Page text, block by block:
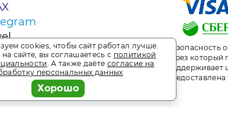
Безопасность
через
cookies, чтобы сайт работал лучше.
на сайте, вы соглашаетесь с политикой
. А также даёте согласие на
персональных данных
Хорошо